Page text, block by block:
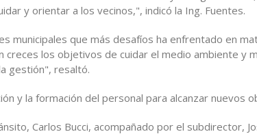
y orientar a los vecinos,", indicó la Ing. Fuentes.
municipales que más desafíos ha enfrentado en
creces los objetivos de cuidar el medio ambiente y
gestión", resaltó.
y la formación del personal para alcanzar nuevos
Carlos Bucci, acompañado por el subdirector,